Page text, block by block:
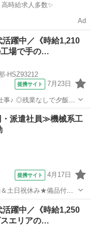
録不要！高時給求人多数✨
Ad
活躍中／《時給1,210
工場で手の…
-HSZ93212
提携サイト 7月23日
チェックするだけ★ 座
め♪ 未経験から始めや
派遣社員≫機械系工
提携サイト 4月17日
土日祝休み★備品付き
の同シフトOK！1食80
あり★《岐阜県恵那
活躍中／《時給1,250
スエリアの…